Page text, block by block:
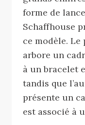
forme de
Schaffhouse
ce modèle. Le
arbore un
à un bracelet
tandis que
présente un
est associé à